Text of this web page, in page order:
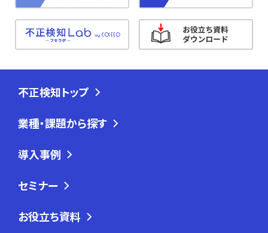
不正検知トップ
業種・課題から探す
導入事例
セミナー
お役立ち資料